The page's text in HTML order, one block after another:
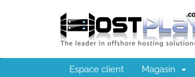
Espace client Magasin